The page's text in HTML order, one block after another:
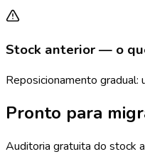
Stock anterior — o
Reposicionamento
Pronto para
Auditoria gratuita do stock